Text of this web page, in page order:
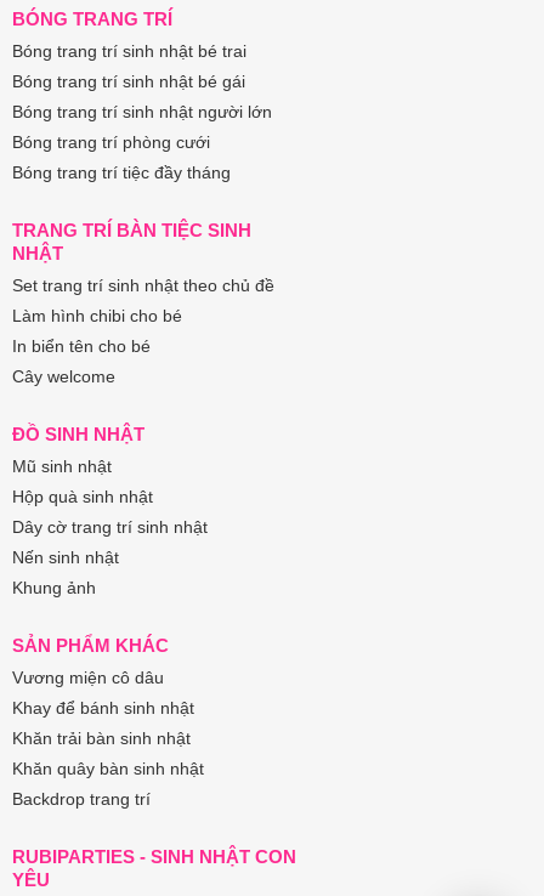
BÓNG TRANG TRÍ
Bóng trang trí sinh nhật bé trai
Bóng trang trí sinh nhật bé gái
Bóng trang trí sinh nhật người lớn
Bóng trang trí phòng cưới
Bóng trang trí tiệc đầy tháng
TRANG TRÍ BÀN TIỆC SINH
NHẬT
Set trang trí sinh nhật theo chủ đề
Làm hình chibi cho bé
In biển tên cho bé
Cây welcome
ĐỒ SINH NHẬT
Mũ sinh nhật
Hộp quà sinh nhật
Dây cờ trang trí sinh nhật
Nến sinh nhật
Khung ảnh
SẢN PHẨM KHÁC
Vương miện cô dâu
Khay để bánh sinh nhật
Khăn trải bàn sinh nhật
Khăn quây bàn sinh nhật
Backdrop trang trí
RUBIPARTIES - SINH NHẬT CON
YÊU